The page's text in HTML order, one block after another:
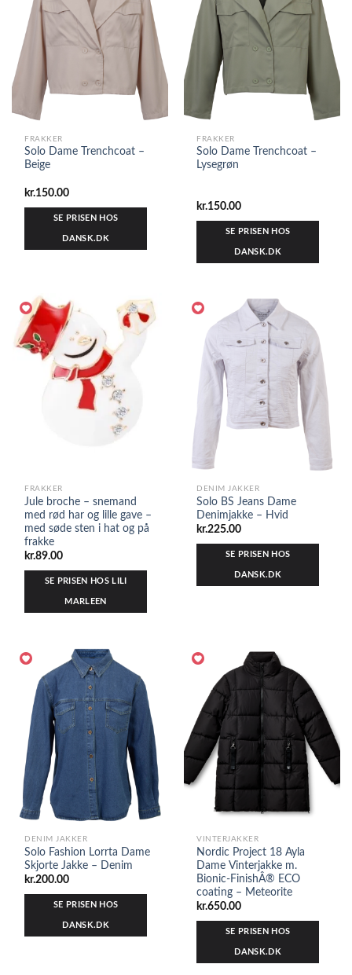
FRAKKER
Solo Dame Trenchcoat –
Beige
kr.150.00
SE PRISEN HOS
DANSK.DK
FRAKKER
Solo Dame Trenchcoat –
Lysegrøn
kr.150.00
SE PRISEN HOS
DANSK.DK
FRAKKER
Jule broche – snemand
med rød har og lille gave –
med søde sten i hat og på
frakke
kr.89.00
SE PRISEN HOS LILI
MARLEEN
DENIM JAKKER
Solo BS Jeans Dame
Denimjakke – Hvid
kr.225.00
SE PRISEN HOS
DANSK.DK
DENIM JAKKER
Solo Fashion Lorrta Dame
Skjorte Jakke – Denim
kr.200.00
SE PRISEN HOS
DANSK.DK
VINTERJAKKER
Nordic Project 18 Ayla
Dame Vinterjakke m.
Bionic-FinishÂ® ECO
coating – Meteorite
kr.650.00
SE PRISEN HOS
DANSK.DK